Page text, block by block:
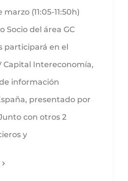
(11:05-11:50h)
Socio del área GC
participará en el
Capital Intereconomía,
información
presentado por
con otros 2
y